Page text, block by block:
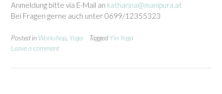
Anmeldung bitte via E-Mail an katharina@manipura.at
Bei Fragen gerne auch unter 0699/12355323
Posted in Workshop Yoga Tagged Yin Yoga
Leave a comment